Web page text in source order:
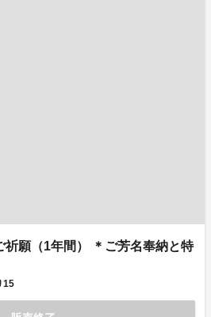
祈願（1年間） ＊ご芳名奉納と特
15